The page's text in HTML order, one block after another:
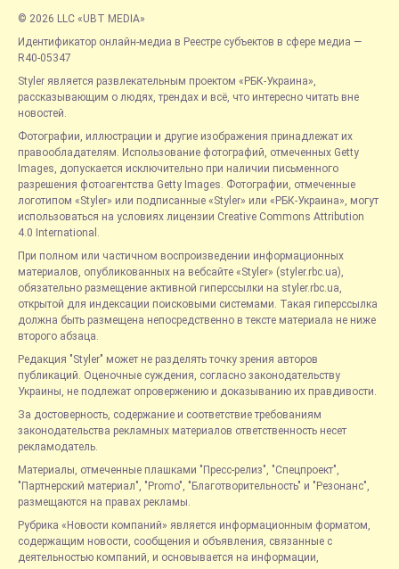
© 2026 LLC «UBT MEDIA»
Идентификатор онлайн-медиа в Реестре субъектов в сфере медиа —
R40-05347
Styler является развлекательным проектом «РБК-Украина»,
рассказывающим о людях, трендах и всё, что интересно читать вне
новостей.
Фотографии, иллюстрации и другие изображения принадлежат их
правообладателям. Использование фотографий, отмеченных Getty
Images, допускается исключительно при наличии письменного
разрешения фотоагентства Getty Images. Фотографии, отмеченные
логотипом «Styler» или подписанные «Styler» или «РБК-Украина», могут
использоваться на условиях лицензии Creative Commons Attribution
4.0 International.
При полном или частичном воспроизведении информационных
материалов, опубликованных на вебсайте «Styler» (styler.rbc.ua),
обязательно размещение активной гиперссылки на styler.rbc.ua,
открытой для индексации поисковыми системами. Такая гиперссылка
должна быть размещена непосредственно в тексте материала не ниже
второго абзаца.
Редакция "Styler" может не разделять точку зрения авторов
публикаций. Оценочные суждения, согласно законодательству
Украины, не подлежат опровержению и доказыванию их правдивости.
За достоверность, содержание и соответствие требованиям
законодательства рекламных материалов ответственность несет
рекламодатель.
Материалы, отмеченные плашками "Пресс-релиз", "Спецпроект",
"Партнерский материал", "Promo", "Благотворительность" и "Резонанс",
размещаются на правах рекламы.
Рубрика «Новости компаний» является информационным форматом,
содержащим новости, сообщения и объявления, связанные с
деятельностью компаний, и основывается на информации,